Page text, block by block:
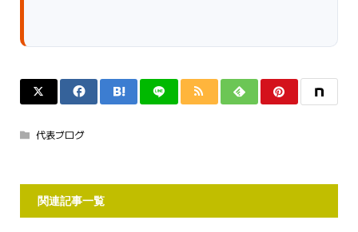
代表ブログ
関連記事一覧